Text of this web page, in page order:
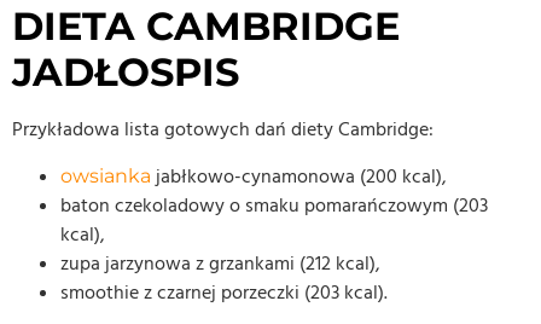
DIETA CAMBRIDGE
JADŁOSPIS
Przykładowa lista gotowych dań diety Cambridge:
owsianka jabłkowo-cynamonowa (200 kcal),
baton czekoladowy o smaku pomarańczowym (203
kcal),
zupa jarzynowa z grzankami (212 kcal),
smoothie z czarnej porzeczki (203 kcal).